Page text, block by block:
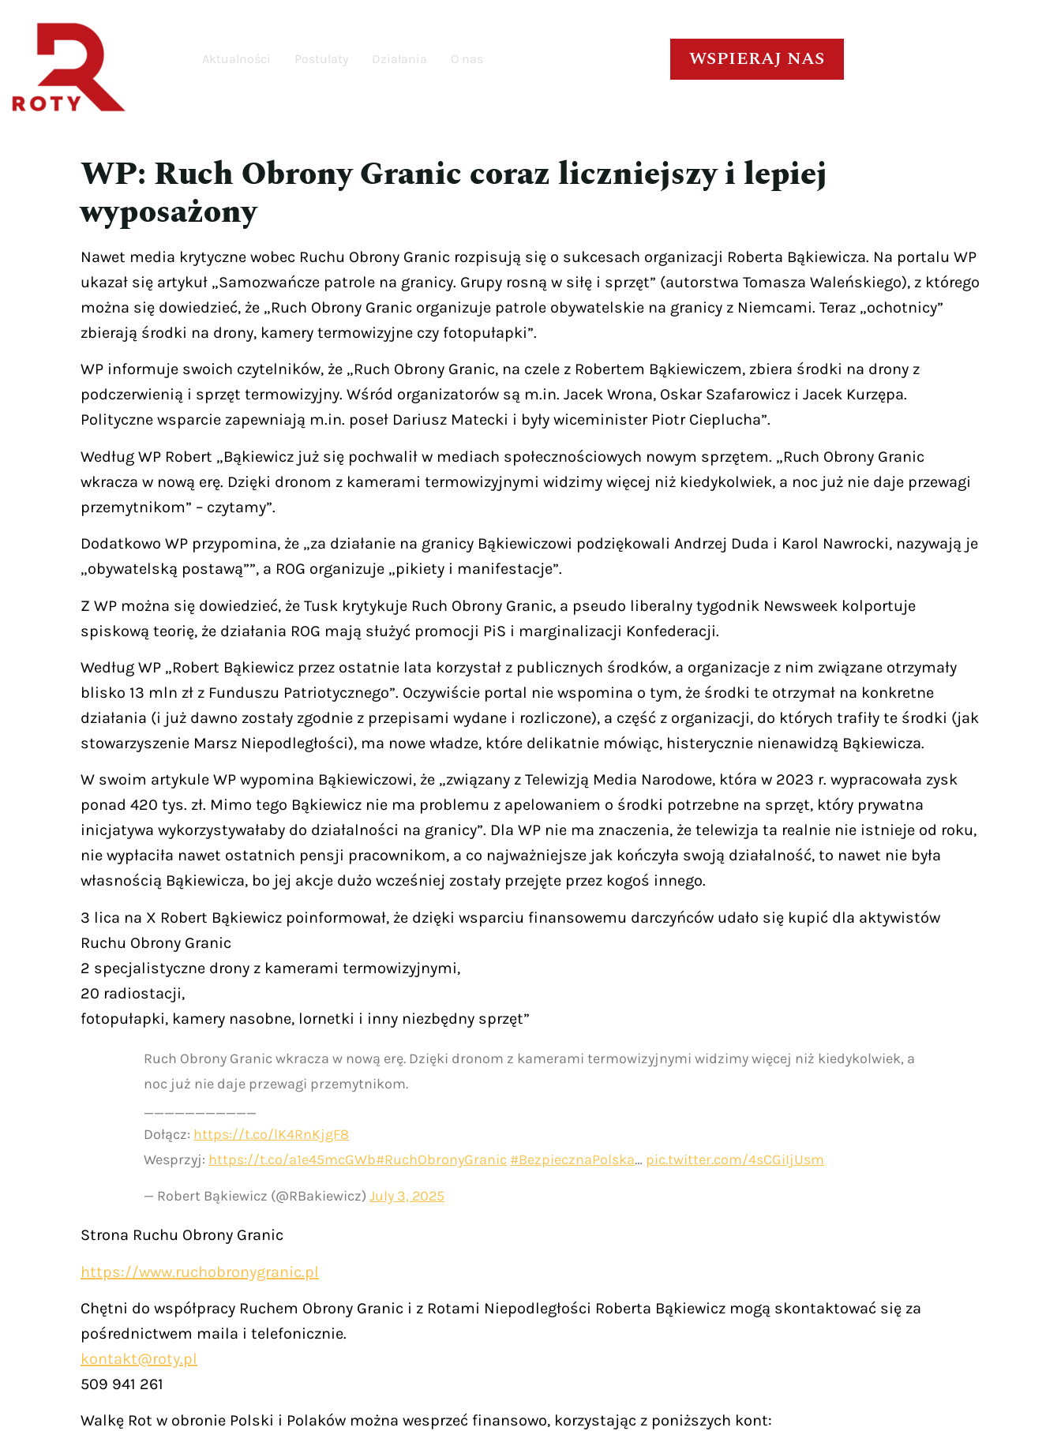
Aktualności Postulaty Działania O nas WSPIERAJ NAS
WP: Ruch Obrony Granic coraz liczniejszy i lepiej
wyposażony
Nawet media krytyczne wobec Ruchu Obrony Granic rozpisują się o sukcesach organizacji Roberta Bąkiewicza. Na portalu WP
ukazał się artykuł „Samozwańcze patrole na granicy. Grupy rosną w siłę i sprzęt” (autorstwa Tomasza Waleńskiego), z którego
można się dowiedzieć, że „Ruch Obrony Granic organizuje patrole obywatelskie na granicy z Niemcami. Teraz „ochotnicy”
zbierają środki na drony, kamery termowizyjne czy fotopułapki”.
WP informuje swoich czytelników, że „Ruch Obrony Granic, na czele z Robertem Bąkiewiczem, zbiera środki na drony z
podczerwienią i sprzęt termowizyjny. Wśród organizatorów są m.in. Jacek Wrona, Oskar Szafarowicz i Jacek Kurzępa.
Polityczne wsparcie zapewniają m.in. poseł Dariusz Matecki i były wiceminister Piotr Cieplucha”.
Według WP Robert „Bąkiewicz już się pochwalił w mediach społecznościowych nowym sprzętem. „Ruch Obrony Granic
wkracza w nową erę. Dzięki dronom z kamerami termowizyjnymi widzimy więcej niż kiedykolwiek, a noc już nie daje przewagi
przemytnikom” – czytamy”.
Dodatkowo WP przypomina, że „za działanie na granicy Bąkiewiczowi podziękowali Andrzej Duda i Karol Nawrocki, nazywają je
„obywatelską postawą””, a ROG organizuje „pikiety i manifestacje”.
Z WP można się dowiedzieć, że Tusk krytykuje Ruch Obrony Granic, a pseudo liberalny tygodnik Newsweek kolportuje
spiskową teorię, że działania ROG mają służyć promocji PiS i marginalizacji Konfederacji.
Według WP „Robert Bąkiewicz przez ostatnie lata korzystał z publicznych środków, a organizacje z nim związane otrzymały
blisko 13 mln zł z Funduszu Patriotycznego”. Oczywiście portal nie wspomina o tym, że środki te otrzymał na konkretne
działania (i już dawno zostały zgodnie z przepisami wydane i rozliczone), a część z organizacji, do których trafiły te środki (jak
stowarzyszenie Marsz Niepodległości), ma nowe władze, które delikatnie mówiąc, histerycznie nienawidzą Bąkiewicza.
W swoim artykule WP wypomina Bąkiewiczowi, że „związany z Telewizją Media Narodowe, która w 2023 r. wypracowała zysk
ponad 420 tys. zł. Mimo tego Bąkiewicz nie ma problemu z apelowaniem o środki potrzebne na sprzęt, który prywatna
inicjatywa wykorzystywałaby do działalności na granicy”. Dla WP nie ma znaczenia, że telewizja ta realnie nie istnieje od roku,
nie wypłaciła nawet ostatnich pensji pracownikom, a co najważniejsze jak kończyła swoją działalność, to nawet nie była
własnością Bąkiewicza, bo jej akcje dużo wcześniej zostały przejęte przez kogoś innego.
3 lica na X Robert Bąkiewicz poinformował, że dzięki wsparciu finansowemu darczyńców udało się kupić dla aktywistów
Ruchu Obrony Granic
2 specjalistyczne drony z kamerami termowizyjnymi,
20 radiostacji,
fotopułapki, kamery nasobne, lornetki i inny niezbędny sprzęt”
Ruch Obrony Granic wkracza w nową erę. Dzięki dronom z kamerami termowizyjnymi widzimy więcej niż kiedykolwiek, a
noc już nie daje przewagi przemytnikom.
___________
Dołącz: https://t.co/lK4RnKjgF8
Wesprzyj: https://t.co/a1e45mcGWb#RuchObronyGranic #BezpiecznaPolska… pic.twitter.com/4sCGiIjUsm
— Robert Bąkiewicz (@RBakiewicz) July 3, 2025
Strona Ruchu Obrony Granic
https://www.ruchobronygranic.pl
Chętni do współpracy Ruchem Obrony Granic i z Rotami Niepodległości Roberta Bąkiewicz mogą skontaktować się za
pośrednictwem maila i telefonicznie.
kontakt@roty.pl
509 941 261
Walkę Rot w obronie Polski i Polaków można wesprzeć finansowo, korzystając z poniższych kont: